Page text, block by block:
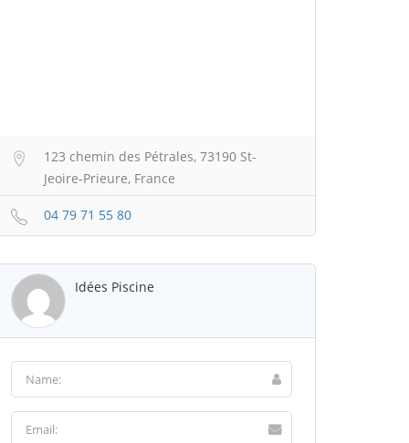
123 chemin des Pétrales, 73190 St-
Jeoire-Prieure, France
04 79 71 55 80
Idées Piscine